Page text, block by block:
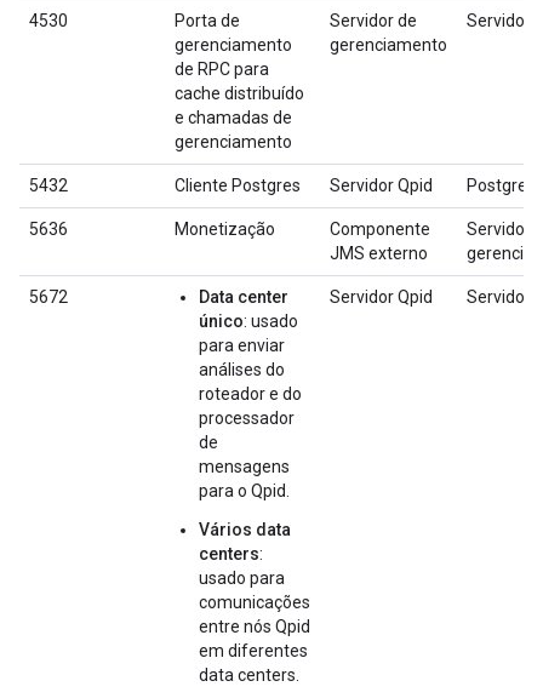
4530
Porta de
gerenciamento
de RPC para
cache distribuído
e chamadas de
gerenciamento
Servidor de
gerenciamento
Servidor
5432 Cliente Postgres Servidor Qpid Postgres
5636 Monetização
Componente
JMS externo
Servidor
5672
Data center
único: usado
para enviar
análises do
roteador e do
processador
de
mensagens
para o Qpid.
Vários data
centers:
usado para
comunicações
entre nós Qpid
em diferentes
data centers.
Servidor Qpid Servidor